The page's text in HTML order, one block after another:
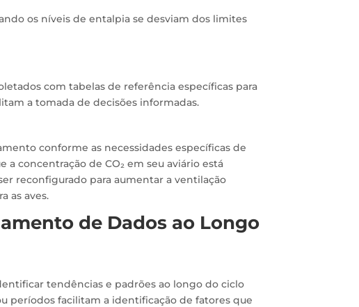
os níveis de entalpia se desviam dos limites
com tabelas de referência específicas para
a tomada de decisões informadas.
conforme as necessidades específicas de
concentração de CO₂ em seu aviário está
reconfigurado para aumentar a ventilação
as aves.
de Dados ao Longo
tendências e padrões ao longo do ciclo
períodos facilitam a identificação de fatores que